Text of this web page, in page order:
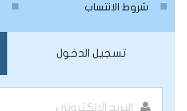
شروط الانتساب
تسجيل الدخول